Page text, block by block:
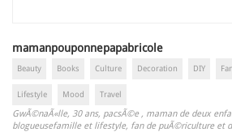
mamanpouponnepapabricole
Beauty Books Culture Decoration DIY
Lifestyle Mood Travel
GwÃ©naÃ«lle, 30 ans, pacsÃ©e , maman de deux
blogueusefamille et lifestyle, fan de puÃ©riculture et